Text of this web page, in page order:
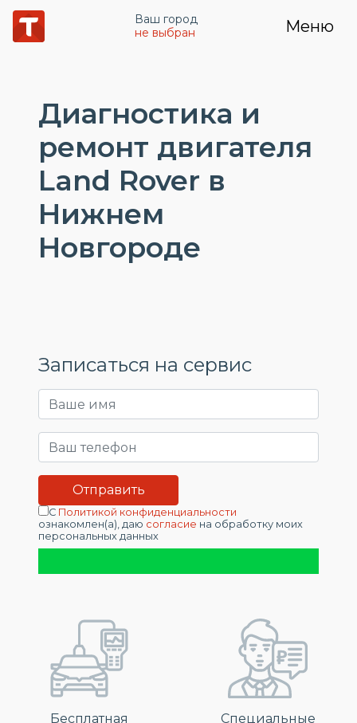
Ваш город
не выбран
Меню
Диагностика и
ремонт двигателя
Land Rover в
Нижнем
Новгороде
Записаться на сервис
С Политикой конфиденциальности
ознакомлен(а), даю согласие на обработку моих
персональных данных
Бесплатная
Специальные